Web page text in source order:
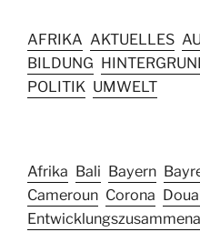
AFRIKA AKTUELLES
BILDUNG
POLITIK UMWELT
Afrika Bali Bayern
Cameroun Corona